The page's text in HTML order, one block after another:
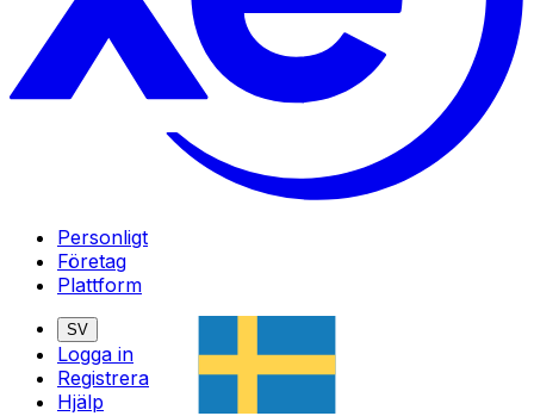
Personligt
Företag
Plattform
SV
Logga in
Registrera
Hjälp